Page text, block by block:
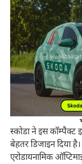
स्कोडा ने इस कॉम्पैक्ट
बेहतर डिजाइन दिया
एरोडायनामिक